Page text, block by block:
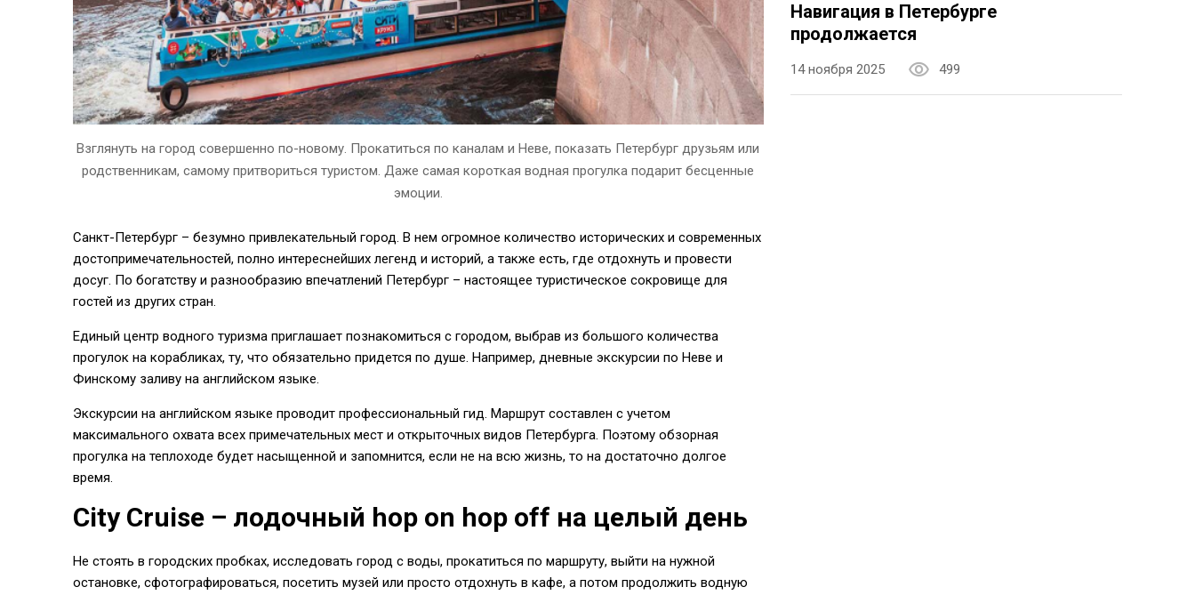
Взглянуть на город совершенно по-новому. Прокатиться по каналам и Неве, показать Петербург друзьям или
родственникам, самому притвориться туристом. Даже самая короткая водная прогулка подарит бесценные
эмоции.
Санкт-Петербург – безумно привлекательный город. В нем огромное количество исторических и современных
достопримечательностей, полно интереснейших легенд и историй, а также есть, где отдохнуть и провести
досуг. По богатству и разнообразию впечатлений Петербург – настоящее туристическое сокровище для
гостей из других стран.
Единый центр водного туризма приглашает познакомиться с городом, выбрав из большого количества
прогулок на корабликах, ту, что обязательно придется по душе. Например, дневные экскурсии по Неве и
Финскому заливу на английском языке.
Экскурсии на английском языке проводит профессиональный гид. Маршрут составлен с учетом
максимального охвата всех примечательных мест и открыточных видов Петербурга. Поэтому обзорная
прогулка на теплоходе будет насыщенной и запомнится, если не на всю жизнь, то на достаточно долгое
время.
City Cruise – лодочный hop on hop off на целый день
Не стоять в городских пробках, исследовать город с воды, прокатиться по маршруту, выйти на нужной
остановке, сфотографироваться, посетить музей или просто отдохнуть в кафе, а потом продолжить водную
Навигация в Петербурге
продолжается
14 ноября 2025 499